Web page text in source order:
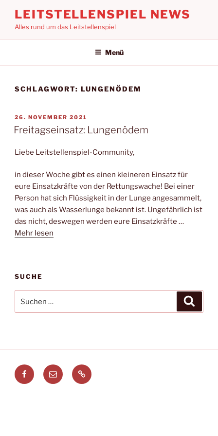
Inhalt
springen
LEITSTELLENSPIEL NEWS
Alles rund um das Leitstellenspiel
Menü
SCHLAGWORT: LUNGENÖDEM
VERÖFFENTLICHT
AM
26. NOVEMBER 2021
Freitagseinsatz: Lungenödem
Liebe Leitstellenspiel-Community,
in dieser Woche gibt es einen kleineren Einsatz für
eure Einsatzkräfte von der Rettungswache! Bei einer
Person hat sich Flüssigkeit in der Lunge angesammelt,
was auch als Wasserlunge bekannt ist. Ungefährlich ist
das nicht, deswegen werden eure Einsatzkräfte …
Mehr lesen
SUCHE
nach:
Facebook
E-
Mail
Leitstellenspiel.de